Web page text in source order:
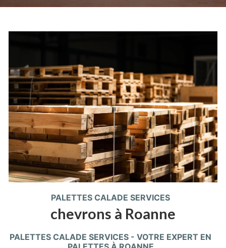
PALETTES CALADE SERVICES
chevrons à Roanne
PALETTES CALADE SERVICES - VOTRE EXPERT EN